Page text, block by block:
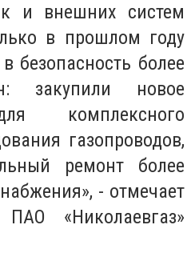
и внешних систем
в прошлом году
безопасность более
закупили новое
комплексного
газопроводов,
ремонт более
- отмечает
«Николаевгаз»